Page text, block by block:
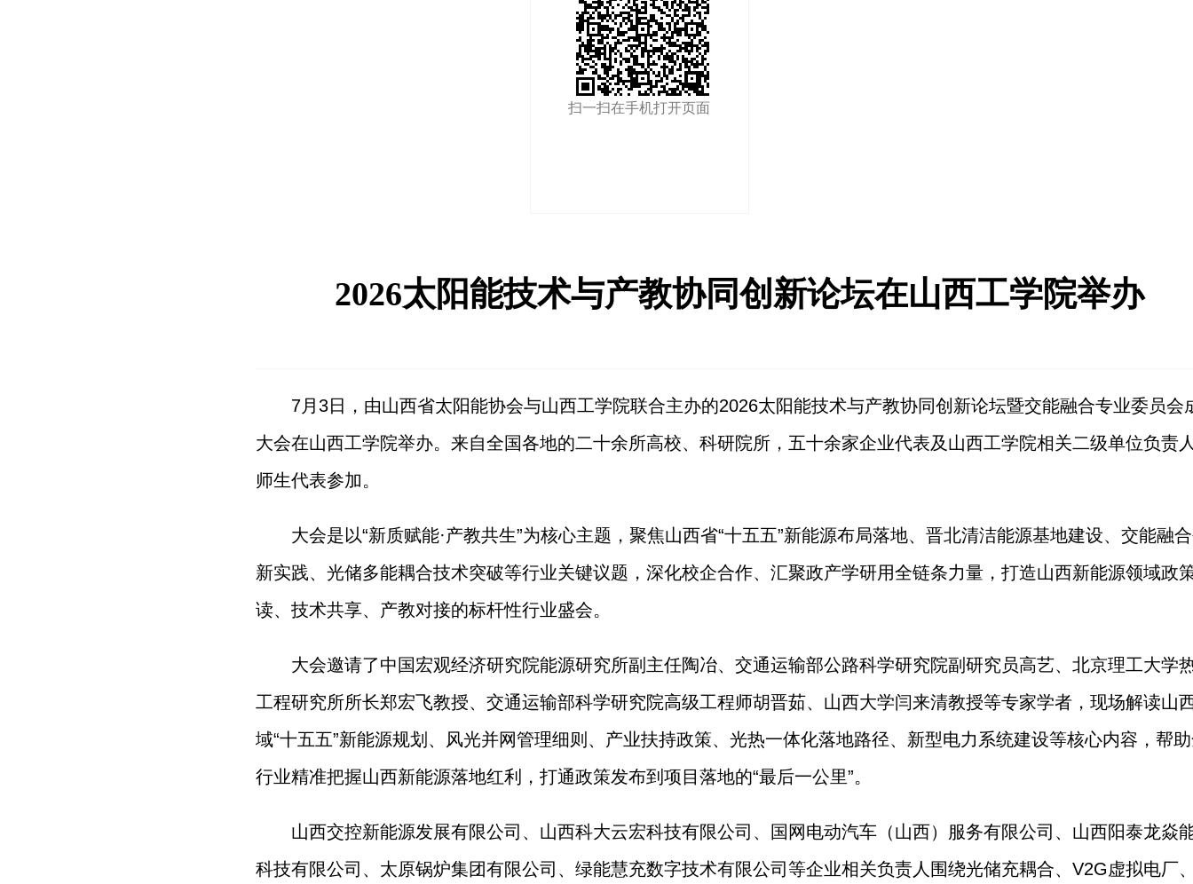
扫一扫在手机打开页面
2026太阳能技术与产教协同创新论坛在山西工学院举办
7月3日，由山西省太阳能协会与山西工学院联合主办的2026太阳能技术与产教协同创新论坛暨交能融合专业委员会
大会在山西工学院举办。来自全国各地的二十余所高校、科研院所，五十余家企业代表及山西工学院相关二级单位负责
师生代表参加。
大会是以“新质赋能·产教共生”为核心主题，聚焦山西省“十五五”新能源布局落地、晋北清洁能源基地建设、交能融
新实践、光储多能耦合技术突破等行业关键议题，深化校企合作、汇聚政产学研用全链条力量，打造山西新能源领域政
读、技术共享、产教对接的标杆性行业盛会。
大会邀请了中国宏观经济研究院能源研究所副主任陶冶、交通运输部公路科学研究院副研究员高艺、北京理工大学
工程研究所所长郑宏飞教授、交通运输部科学研究院高级工程师胡晋茹、山西大学闫来清教授等专家学者，现场解读山
域“十五五”新能源规划、风光并网管理细则、产业扶持政策、光热一体化落地路径、新型电力系统建设等核心内容，帮
行业精准把握山西新能源落地红利，打通政策发布到项目落地的“最后一公里”。
山西交控新能源发展有限公司、山西科大云宏科技有限公司、国网电动汽车（山西）服务有限公司、山西阳泰龙焱
科技有限公司、太原锅炉集团有限公司、绿能慧充数字技术有限公司等企业相关负责人围绕光储充耦合、V2G虚拟电厂